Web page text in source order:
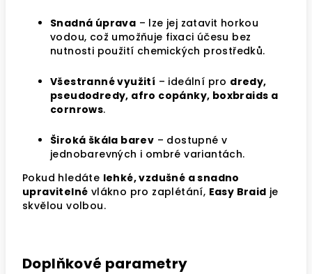
Snadná úprava – lze jej zatavit horkou
vodou, což umožňuje fixaci účesu bez
nutnosti použití chemických prostředků.
Všestranné využití – ideální pro dredy,
pseudodredy, afro copánky, boxbraids a
cornrows.
Široká škála barev – dostupné v
jednobarevných i ombré variantách.
Pokud hledáte lehké, vzdušné a snadno
upravitelné vlákno pro zaplétání, Easy Braid je
skvělou volbou.
Doplňkové parametry